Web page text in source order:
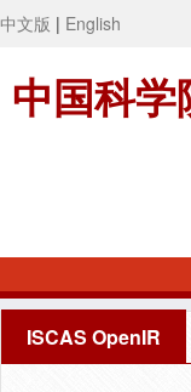
中文版 | English
中国科学
ISCAS OpenIR